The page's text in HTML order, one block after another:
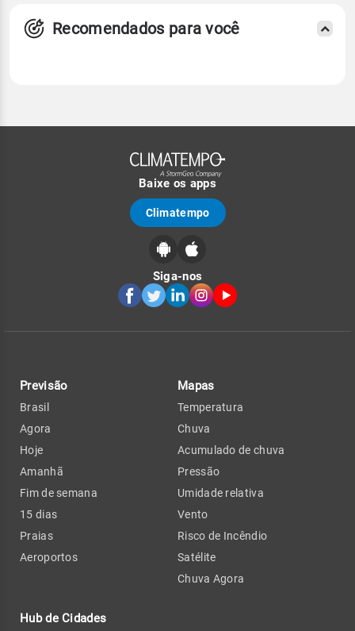
Recomendados para você
Baixe os apps
Climatempo
Siga-nos
Previsão
Brasil
Agora
Hoje
Amanhã
Fim de semana
15 dias
Praias
Aeroportos
Hub de Cidades
Mapas
Temperatura
Chuva
Acumulado de chuva
Pressão
Umidade relativa
Vento
Risco de Incêndio
Satélite
Chuva Agora